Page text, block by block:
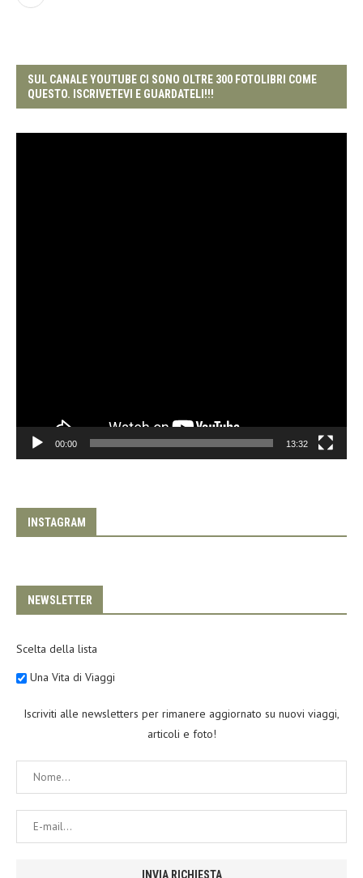
SUL CANALE YOUTUBE CI SONO OLTRE 300 FOTOLIBRI COME
QUESTO. ISCRIVETEVI E GUARDATELI!!!
00:00 13:32
INSTAGRAM
NEWSLETTER
Scelta della lista
Una Vita di Viaggi
Iscriviti alle newsletters per rimanere aggiornato su nuovi viaggi,
articoli e foto!